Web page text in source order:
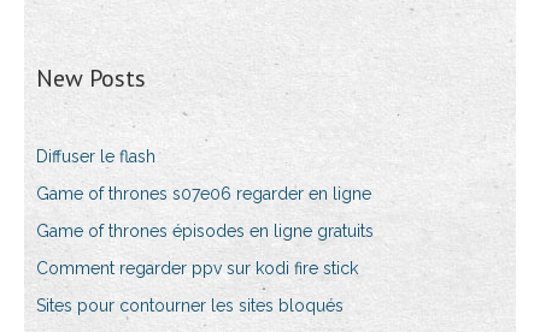
New Posts
Diffuser le flash
Game of thrones s07e06 regarder en ligne
Game of thrones épisodes en ligne gratuits
Comment regarder ppv sur kodi fire stick
Sites pour contourner les sites bloqués